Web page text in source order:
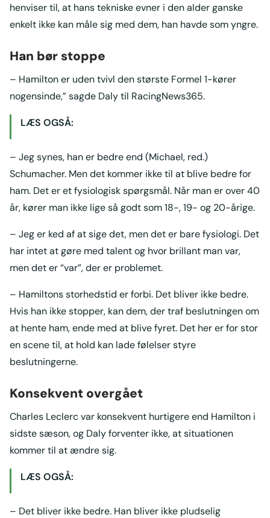
henviser til, at hans tekniske evner i den alder ganske
enkelt ikke kan måle sig med dem, han havde som yngre.
Han bør stoppe
– Hamilton er uden tvivl den største Formel 1-kører
nogensinde,” sagde Daly til RacingNews365.
LÆS OGSÅ:
– Jeg synes, han er bedre end (Michael, red.)
Schumacher. Men det kommer ikke til at blive bedre for
ham. Det er et fysiologisk spørgsmål. Når man er over 40
år, kører man ikke lige så godt som 18-, 19- og 20-årige.
– Jeg er ked af at sige det, men det er bare fysiologi. Det
har intet at gøre med talent og hvor brillant man var,
men det er “var”, der er problemet.
– Hamiltons storhedstid er forbi. Det bliver ikke bedre.
Hvis han ikke stopper, kan dem, der traf beslutningen om
at hente ham, ende med at blive fyret. Det her er for stor
en scene til, at hold kan lade følelser styre
beslutningerne.
Konsekvent overgået
Charles Leclerc var konsekvent hurtigere end Hamilton i
sidste sæson, og Daly forventer ikke, at situationen
kommer til at ændre sig.
LÆS OGSÅ:
– Det bliver ikke bedre. Han bliver ikke pludselig